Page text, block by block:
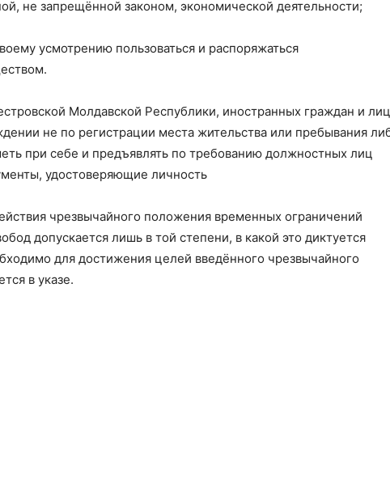
не запрещённой законом, экономической деятельности;
усмотрению пользоваться и распоряжаться
Молдавской Республики, иностранных граждан и лиц
не по регистрации места жительства или пребывания
при себе и предъявлять по требованию должностных лиц
удостоверяющие личность
чрезвычайного положения временных ограничений
допускается лишь в той степени, в какой это диктуется
для достижения целей введённого чрезвычайного
в указе.